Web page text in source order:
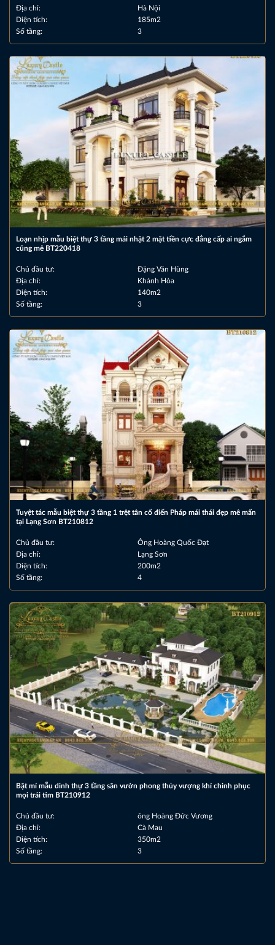
Địa chỉ:
Hà Nội
Diện tích:
185m2
Số tầng:
3
Loạn nhịp mẫu biệt thự 3 tầng mái nhật 2 mặt tiền cực đẳng cấp ai ngắm
cũng mê BT220418
Chủ đầu tư:
Đặng Văn Hùng
Địa chỉ:
Khánh Hòa
Diện tích:
140m2
Số tầng:
3
Tuyệt tác mẫu biệt thự 3 tầng 1 trệt tân cổ điển Pháp mái thái đẹp mê mẩn
tại Lạng Sơn BT210812
Chủ đầu tư:
Ông Hoàng Quốc Đạt
Địa chỉ:
Lạng Sơn
Diện tích:
200m2
Số tầng:
4
Bật mí mẫu dinh thự 3 tầng sân vườn phong thủy vượng khí chinh phục
mọi trái tim BT210912
Chủ đầu tư:
ông Hoàng Đức Vương
Địa chỉ:
Cà Mau
Diện tích:
350m2
Số tầng:
3